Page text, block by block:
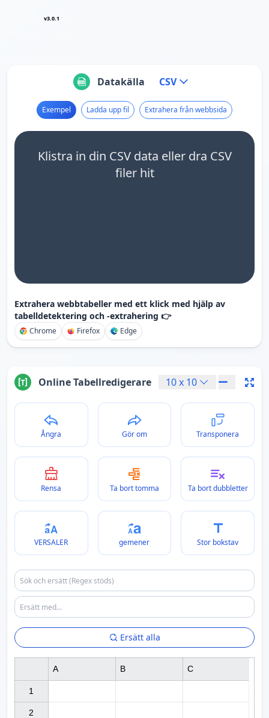
v3.0.1
Datakälla CSV
Exempel Ladda upp fil Extrahera från webbsida
Klistra in din CSV data eller dra CSV
filer hit
Extrahera webbtabeller med ett klick med hjälp av
tabelldetektering och -extrahering 👉
Chrome Firefox Edge
Online Tabellredigerare 10x 10
Ångra Gör om Transponera
Rensa Ta bort tomma Ta bort dubbletter
VERSALER gemener Stor bokstav
Ersätt alla
1
2
A B C